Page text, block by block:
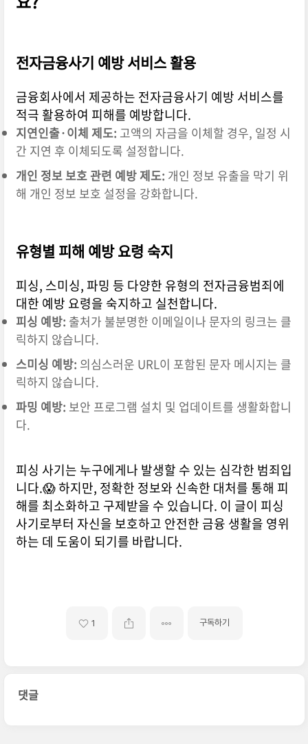
전자금융사기 예방 서비스 활용
금융회사에서 제공하는 전자금융사기 예방 서비스를
적극 활용하여 피해를 예방합니다.
지연인출·이체 제도: 고액의 자금을 이체할 경우, 일정 시
간 지연 후 이체되도록 설정합니다.
개인 정보 보호 관련 예방 제도: 개인 정보 유출을 막기 위
해 개인 정보 보호 설정을 강화합니다.
유형별 피해 예방 요령 숙지
피싱, 스미싱, 파밍 등 다양한 유형의 전자금융범죄에
대한 예방 요령을 숙지하고 실천합니다.
피싱 예방: 출처가 불분명한 이메일이나 문자의 링크는 클
릭하지 않습니다.
스미싱 예방: 의심스러운 URL이 포함된 문자 메시지는 클
릭하지 않습니다.
파밍 예방: 보안 프로그램 설치 및 업데이트를 생활화합니
다.
피싱 사기는 누구에게나 발생할 수 있는 심각한 범죄입
니다.😱 하지만, 정확한 정보와 신속한 대처를 통해 피
해를 최소화하고 구제받을 수 있습니다. 이 글이 피싱
사기로부터 자신을 보호하고 안전한 금융 생활을 영위
하는 데 도움이 되기를 바랍니다.
1 구독하기
댓글